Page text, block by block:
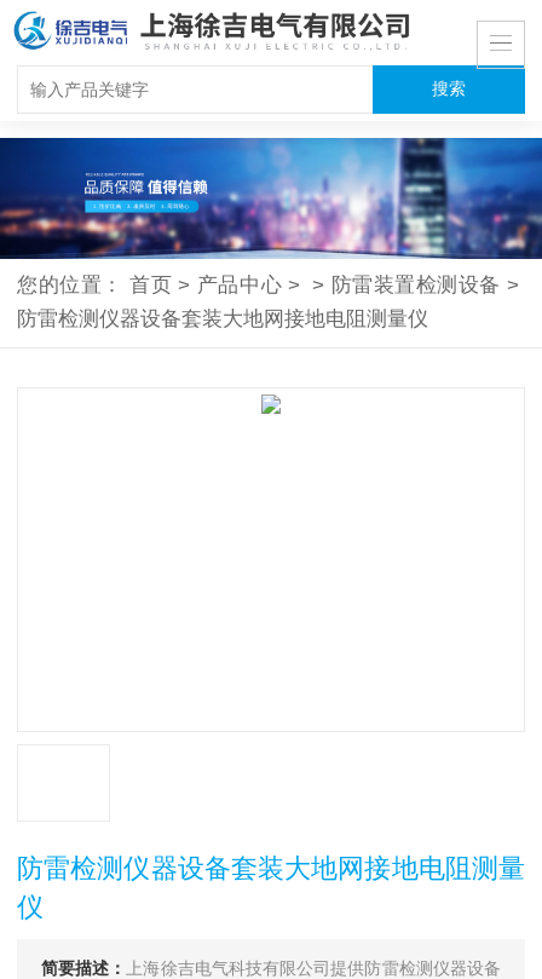
您的位置：首页 > 产品中心 > > 防雷装置检测设备 >
防雷检测仪器设备套装大地网接地电阻测量仪
防雷检测仪器设备套装大地网接地电阻测量
仪
简要描述：
上海徐吉电气科技有限公司提供防雷检测仪器设备